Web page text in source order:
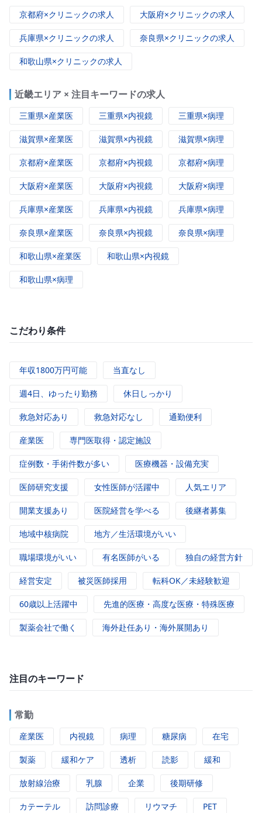
京都府×クリニックの求人 大阪府×クリニックの求人
兵庫県×クリニックの求人 奈良県×クリニックの求人
和歌山県×クリニックの求人
近畿エリア × 注目キーワードの求人
三重県×産業医 三重県×内視鏡 三重県×病理
滋賀県×産業医 滋賀県×内視鏡 滋賀県×病理
京都府×産業医 京都府×内視鏡 京都府×病理
大阪府×産業医 大阪府×内視鏡 大阪府×病理
兵庫県×産業医 兵庫県×内視鏡 兵庫県×病理
奈良県×産業医 奈良県×内視鏡 奈良県×病理
和歌山県×産業医 和歌山県×内視鏡
和歌山県×病理
こだわり条件
年収1800万円可能 当直なし
週4日、ゆったり勤務 休日しっかり
救急対応あり 救急対応なし 通勤便利
産業医 専門医取得・認定施設
症例数・手術件数が多い 医療機器・設備充実
医師研究支援 女性医師が活躍中 人気エリア
開業支援あり 医院経営を学べる 後継者募集
地域中核病院 地方／生活環境がいい
職場環境がいい 有名医師がいる 独自の経営方針
経営安定 被災医師採用 転科OK／未経験歓迎
60歳以上活躍中 先進的医療・高度な医療・特殊医療
製薬会社で働く 海外赴任あり・海外展開あり
注目のキーワード
常勤
産業医 内視鏡 病理 糖尿病 在宅
製薬 緩和ケア 透析 読影 緩和
放射線治療 乳腺 企業 後期研修
カテーテル 訪問診療 リウマチ PET